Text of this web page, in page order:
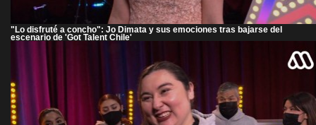
"Lo disfruté a concho": Jo Dimata y sus emociones tras bajarse del
escenario de 'Got Talent Chile'